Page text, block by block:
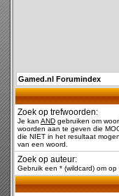
Gamed.nl Forumindex
Zoek op trefwoorden:
Je kan AND gebruiken om
woorden aan te geven die
die NIET in het resultaat
van een woord.
Zoek op auteur:
Gebruik een * (wildcard) om